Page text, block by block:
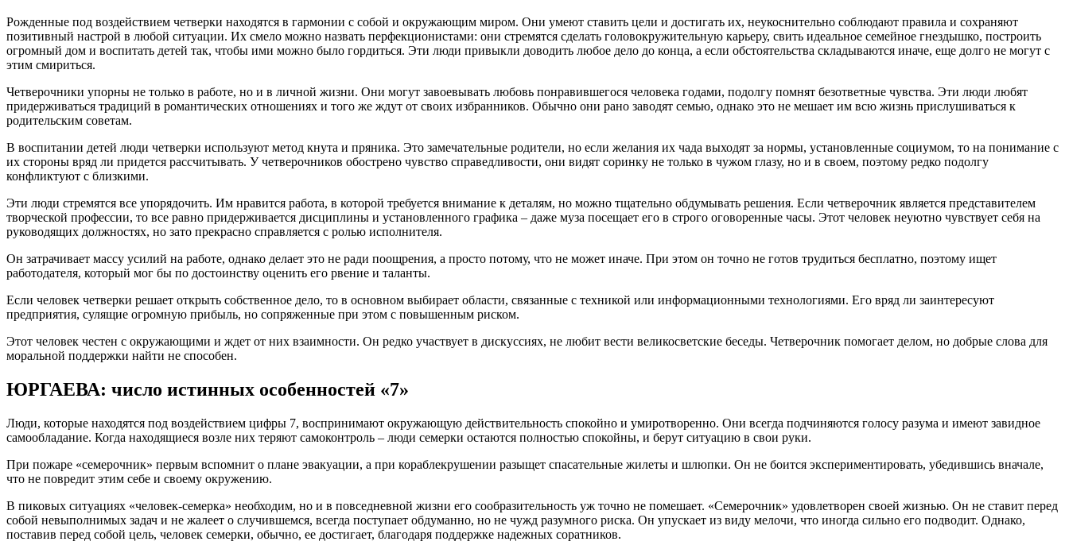
Рожденные под воздействием четверки находятся в гармонии с собой и окружающим миром. Они умеют ставить цели и достигать их, неукоснительно соблюдают правила и сохраняют
позитивный настрой в любой ситуации. Их смело можно назвать перфекционистами: они стремятся сделать головокружительную карьеру, свить идеальное семейное гнездышко, построить
огромный дом и воспитать детей так, чтобы ими можно было гордиться. Эти люди привыкли доводить любое дело до конца, а если обстоятельства складываются иначе, еще долго не могут с
этим смириться.
Четверочники упорны не только в работе, но и в личной жизни. Они могут завоевывать любовь понравившегося человека годами, подолгу помнят безответные чувства. Эти люди любят
придерживаться традиций в романтических отношениях и того же ждут от своих избранников. Обычно они рано заводят семью, однако это не мешает им всю жизнь прислушиваться к
родительским советам.
В воспитании детей люди четверки используют метод кнута и пряника. Это замечательные родители, но если желания их чада выходят за нормы, установленные социумом, то на понимание с
их стороны вряд ли придется рассчитывать. У четверочников обострено чувство справедливости, они видят соринку не только в чужом глазу, но и в своем, поэтому редко подолгу
конфликтуют с близкими.
Эти люди стремятся все упорядочить. Им нравится работа, в которой требуется внимание к деталям, но можно тщательно обдумывать решения. Если четверочник является представителем
творческой профессии, то все равно придерживается дисциплины и установленного графика – даже муза посещает его в строго оговоренные часы. Этот человек неуютно чувствует себя на
руководящих должностях, но зато прекрасно справляется с ролью исполнителя.
Он затрачивает массу усилий на работе, однако делает это не ради поощрения, а просто потому, что не может иначе. При этом он точно не готов трудиться бесплатно, поэтому ищет
работодателя, который мог бы по достоинству оценить его рвение и таланты.
Если человек четверки решает открыть собственное дело, то в основном выбирает области, связанные с техникой или информационными технологиями. Его вряд ли заинтересуют
предприятия, сулящие огромную прибыль, но сопряженные при этом с повышенным риском.
Этот человек честен с окружающими и ждет от них взаимности. Он редко участвует в дискуссиях, не любит вести великосветские беседы. Четверочник помогает делом, но добрые слова для
моральной поддержки найти не способен.
ЮРГАЕВА: число истинных особенностей «7»
Люди, которые находятся под воздействием цифры 7, воспринимают окружающую действительность спокойно и умиротворенно. Они всегда подчиняются голосу разума и имеют завидное
самообладание. Когда находящиеся возле них теряют самоконтроль – люди семерки остаются полностью спокойны, и берут ситуацию в свои руки.
При пожаре «семерочник» первым вспомнит о плане эвакуации, а при кораблекрушении разыщет спасательные жилеты и шлюпки. Он не боится экспериментировать, убедившись вначале,
что не повредит этим себе и своему окружению.
В пиковых ситуациях «человек-семерка» необходим, но и в повседневной жизни его сообразительность уж точно не помешает. «Семерочник» удовлетворен своей жизнью. Он не ставит перед
собой невыполнимых задач и не жалеет о случившемся, всегда поступает обдуманно, но не чужд разумного риска. Он упускает из виду мелочи, что иногда сильно его подводит. Однако,
поставив перед собой цель, человек семерки, обычно, ее достигает, благодаря поддержке надежных соратников.